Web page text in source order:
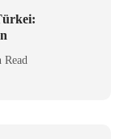
Read